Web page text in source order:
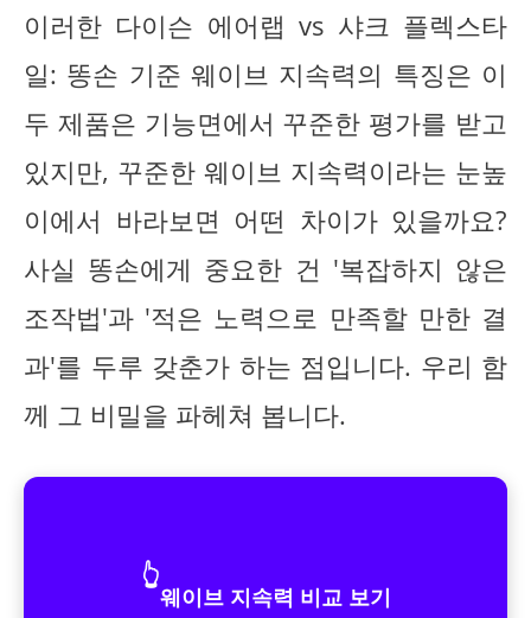
이러한 다이슨 에어랩 vs 샤크 플렉스타
일: 똥손 기준 웨이브 지속력의 특징은 이
두 제품은 기능면에서 꾸준한 평가를 받고
있지만, 꾸준한 웨이브 지속력이라는 눈높
이에서 바라보면 어떤 차이가 있을까요?
사실 똥손에게 중요한 건 '복잡하지 않은
조작법'과 '적은 노력으로 만족할 만한 결
과'를 두루 갖춘가 하는 점입니다. 우리 함
께 그 비밀을 파헤쳐 봅니다.
👆
웨이브 지속력 비교 보기